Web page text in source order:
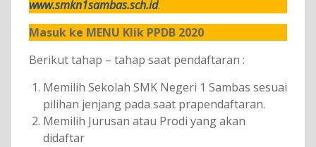
www.smkn1sambas.sch.id.
Masuk ke MENU Klik PPDB 2020
Berikut tahap – tahap saat pendaftaran :
Memilih Sekolah SMK Negeri 1 Sambas sesuai
pilihan jenjang pada saat prapendaftaran.
Memilih Jurusan atau Prodi yang akan
didaftar